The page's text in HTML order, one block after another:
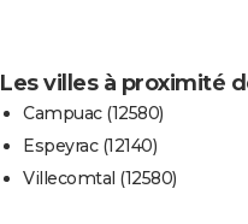
Les villes à proximité
Campuac (12580)
Espeyrac (12140)
Villecomtal (12580)